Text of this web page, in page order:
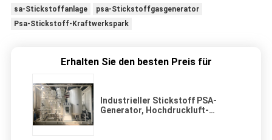
sa-Stickstoffanlage
psa-Stickstoffgasgenerator
Psa-Stickstoff-Kraftwerkspark
Erhalten Sie den besten Preis für
Industrieller Stickstoff PSA-
Generator, Hochdruckluft-